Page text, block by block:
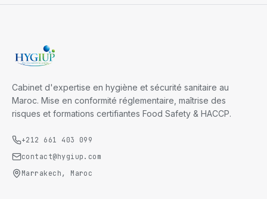
Cabinet d'expertise en hygiène et sécurité sanitaire au
Maroc. Mise en conformité réglementaire, maîtrise des
risques et formations certifiantes Food Safety & HACCP.
+212 661 403 099
contact@hygiup.com
Marrakech, Maroc